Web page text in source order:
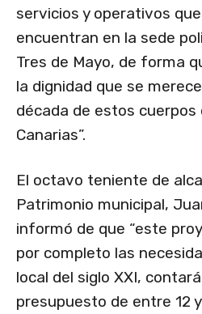
servicios y operativos
encuentran en la sede
Tres de Mayo, de forma
la dignidad que se
década de estos cuerpos
Canarias”.
El octavo teniente de
Patrimonio municipal,
informó de que “este
por completo las
local del siglo XXI,
presupuesto de entre 12